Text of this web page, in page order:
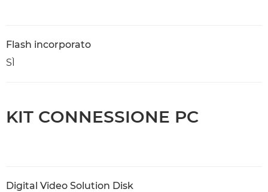
Flash incorporato
SÌ
KIT CONNESSIONE PC
Digital Video Solution Disk